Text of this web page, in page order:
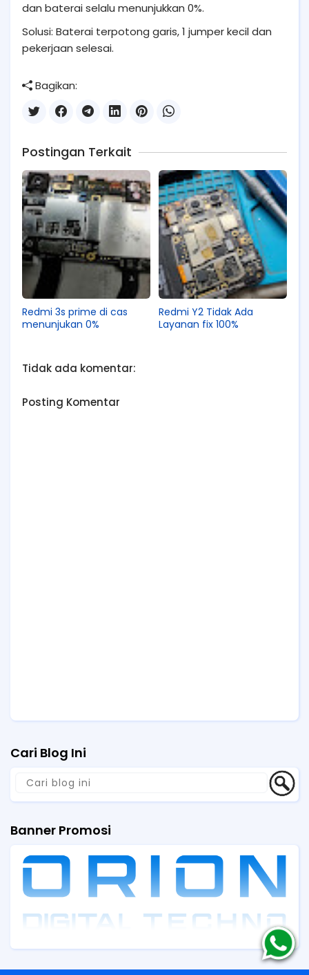
dan baterai selalu menunjukkan 0%.
Solusi: Baterai terpotong garis, 1 jumper kecil dan
pekerjaan selesai.
Bagikan:
Postingan Terkait
Redmi 3s prime di cas
menunjukan 0%
Redmi Y2 Tidak Ada
Layanan fix 100%
Tidak ada komentar:
Posting Komentar
Cari Blog Ini
Banner Promosi